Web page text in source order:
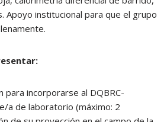
Apoyo institucional para que el grupo
para incorporarse al DQBRC-
a de laboratorio (máximo: 2